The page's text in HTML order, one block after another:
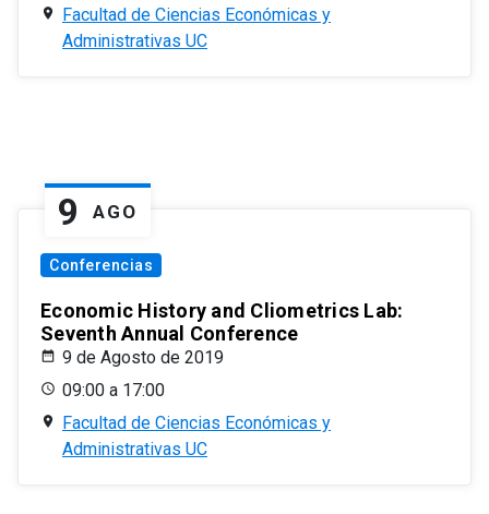
Facultad de Ciencias Económicas y
Administrativas UC
9 AGO
Conferencias
Economic History and Cliometrics Lab:
Seventh Annual Conference
9 de Agosto de 2019
09:00 a 17:00
Facultad de Ciencias Económicas y
Administrativas UC